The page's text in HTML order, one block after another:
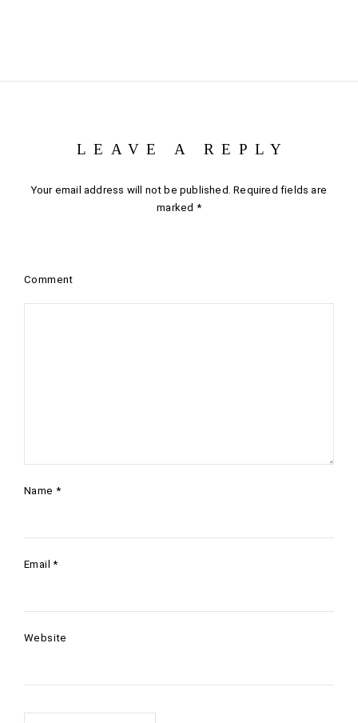
LEAVE A REPLY
Your email address will not be published. Required fields are
marked *
Comment
Name *
Email*
Website